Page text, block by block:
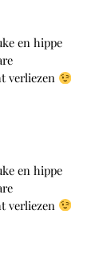
en hippe
verliezen
en hippe
verliezen